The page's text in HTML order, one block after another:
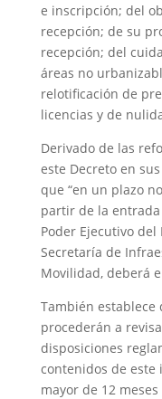
e inscripción; del
recepción; de su
recepción; del
áreas no
relotificación de
licencias y de
Derivado de las
este Decreto en
que “en un plazo
partir de la
Poder Ejecutivo
Secretaría de
Movilidad, deberá
También establece
procederán a
disposiciones
contenidos de
mayor de 12